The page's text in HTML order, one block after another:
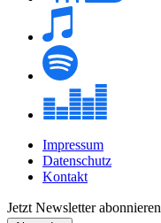
Impressum
Datenschutz
Kontakt
Jetzt Newsletterabonnieren